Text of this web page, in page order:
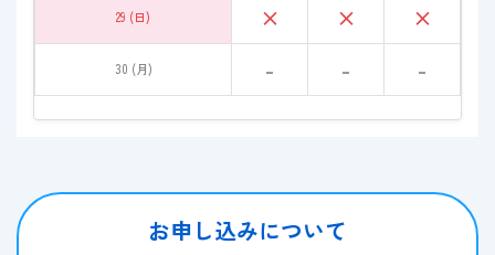
29 (日) × × ×
30 (月) - - -
お申し込みについて